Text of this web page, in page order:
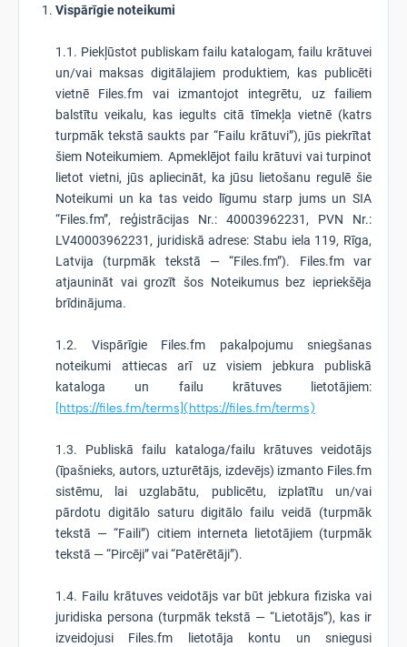
Vispārīgie noteikumi
1.1. Piekļūstot publiskam failu katalogam, failu krātuvei
un/vai maksas digitālajiem produktiem, kas publicēti
vietnē Files.fm vai izmantojot integrētu, uz failiem
balstītu veikalu, kas iegults citā tīmekļa vietnē (katrs
turpmāk tekstā saukts par “Failu krātuvi”), jūs piekrītat
šiem Noteikumiem. Apmeklējot failu krātuvi vai turpinot
lietot vietni, jūs apliecināt, ka jūsu lietošanu regulē šie
Noteikumi un ka tas veido līgumu starp jums un SIA
“Files.fm”, reģistrācijas Nr.: 40003962231, PVN Nr.:
LV40003962231, juridiskā adrese: Stabu iela 119, Rīga,
Latvija (turpmāk tekstā — “Files.fm”). Files.fm var
atjaunināt vai grozīt šos Noteikumus bez iepriekšēja
brīdinājuma.
1.2. Vispārīgie Files.fm pakalpojumu sniegšanas
noteikumi attiecas arī uz visiem jebkura publiskā
kataloga un failu krātuves lietotājiem:
[https://files.fm/terms](https://files.fm/terms)
1.3. Publiskā failu kataloga/failu krātuves veidotājs
(īpašnieks, autors, uzturētājs, izdevējs) izmanto Files.fm
sistēmu, lai uzglabātu, publicētu, izplatītu un/vai
pārdotu digitālo saturu digitālo failu veidā (turpmāk
tekstā — “Faili”) citiem interneta lietotājiem (turpmāk
tekstā — “Pircēji” vai “Patērētāji”).
1.4. Failu krātuves veidotājs var būt jebkura fiziska vai
juridiska persona (turpmāk tekstā — “Lietotājs”), kas ir
izveidojusi Files.fm lietotāja kontu un sniegusi